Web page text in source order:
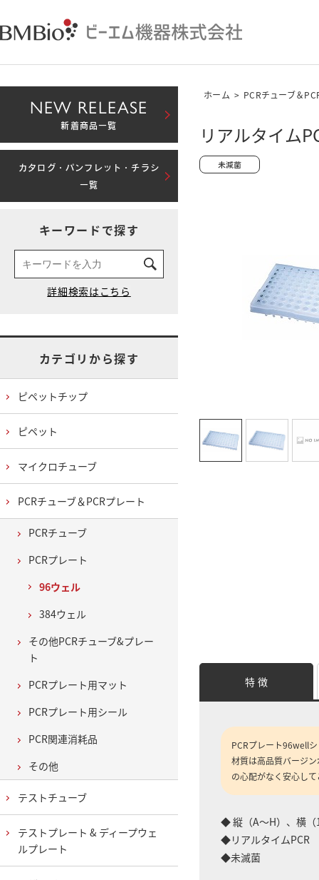
ホーム > PCRチューブ＆
リアルタイム
特 徴
PCRプレート96well
材質は高品質バージ
の心配がなく安心し
◆ 縦（A～H）、横（
◆リアルタイムPCR
◆未滅菌
NEW RELEASE
新着商品一覧
カタログ・パンフレット・チラシ
一覧
キーワードで探す
カテゴリから探す
ピペットチップ
ピペット
マイクロチューブ
PCRチューブ＆PCRプレート
PCRチューブ
PCRプレート
96ウェル
384ウェル
その他PCRチューブ&プレー
ト
PCRプレート用マット
PCRプレート用シール
PCR関連消耗品
その他
テストチューブ
テストプレート & ディープウェ
ルプレート